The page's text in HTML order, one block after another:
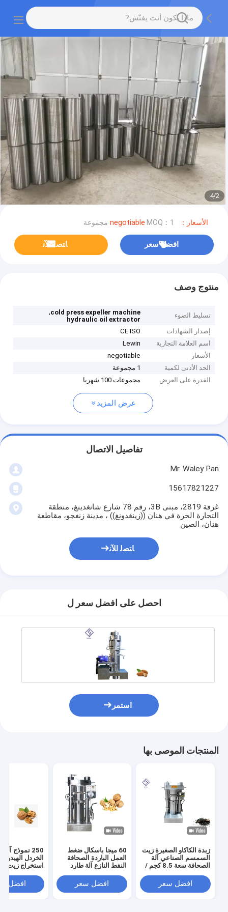
2
/
4
الأسعار：negotiable MOQ：1 مجموعة
افضل سعر ﺎﺘﺼﻟ ﺍﻶﻧ
منتوج وصف
تسليط الضوء cold press expeller machine
,
hydraulic oil extractor
إصدار الشهادات
CE ISO
اسم العلامة التجارية
Lewin
الأسعار
negotiable
الحد الأدنى لكمية
1 مجموعة
القدرة على العرض
مجموعات 100 شهريا
عرض المزيد
تفاصيل الاتصال
Mr. Waley Pan
15617821227
غرفة 2819، مبنى 3B، رقم 78 شارع شانغدينغ، منطقة
التجارة الحرة في هنان ((زينغدونغ)) ، مدينة زنغجو، مقاطعة
هنان، الصين
ﺎﺘﺼﻟ ﺍﻶﻧ
احصل على افضل سعر ل
استمر
المنتجات الموصى بها
زبدة الكاكاو الصغيرة زيت
السمسم الصناعي آلة
الصحافة سعة 8.5 كجم /
افضل سعر
60 ميجا باسكال ضغط
العمل الباردة الصحافة
النفط النازع آلة طارد
افضل سعر
250 نموذج
الخردل
استخراج زيت
افضل